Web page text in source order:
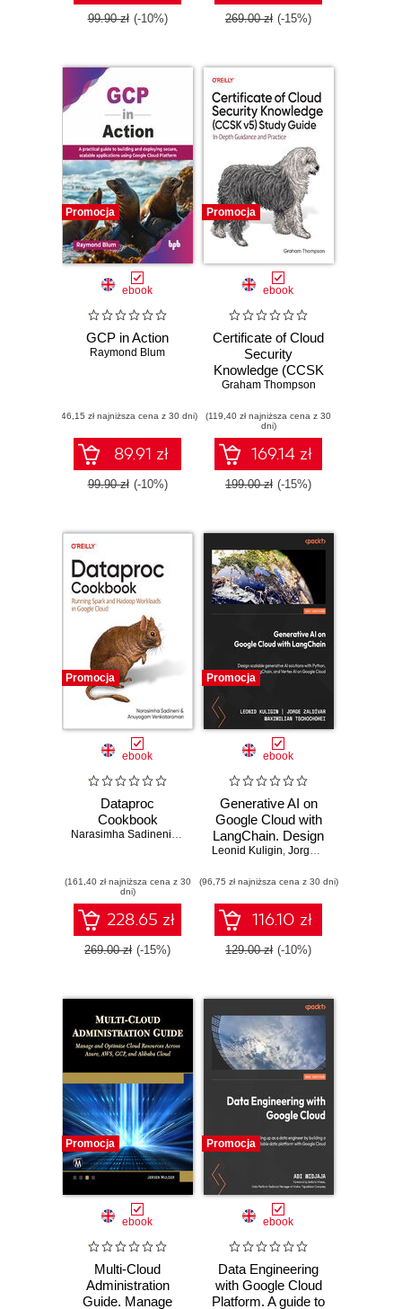
99.90 zł (-10%) 269.00 zł (-15%)
Promocja
ebook
GCP in Action
Raymond Blum
(46,15 zł najniższa cena z 30 dni)
89.91 zł
99.90 zł (-10%)
Promocja
ebook
Certificate of Cloud
Security
Knowledge (CCSK
v5) Study Guide.
and Practice
Graham Thompson
(119,40 zł najniższa cena z 30
dni)
169.14 zł
199.00 zł (-15%)
Promocja
ebook
Dataproc
Cookbook
Narasimha Sadineni
,Anuyogam Venkataraman
(161,40 zł najniższa cena z 30
dni)
228.65 zł
269.00 zł (-15%)
Promocja
ebook
Generative AI on
Google Cloud with
LangChain. Design
scalable generative
Python,
LangChain, and
Vertex AI on
Google Cloud
Leonid Kuligin, Jorge Zaldívar
(96,75 zł najniższa cena z 30 dni)
116.10 zł
129.00 zł (-10%)
Promocja
ebook
Multi-Cloud
Administration
Guide. Manage
Promocja
ebook
Data Engineering
with Google Cloud
Platform. A guide to